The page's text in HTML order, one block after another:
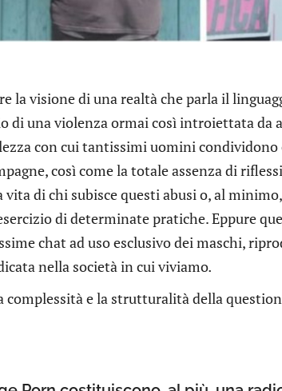
la visione di una realtà che parla il
di una violenza ormai così introiettata da
con cui tantissimi uomini
così come la totale assenza di
di chi subisce questi abusi o, al
di determinate pratiche. Eppure
chat ad uso esclusivo dei maschi,
nella società in cui viviamo.
e la strutturalità della